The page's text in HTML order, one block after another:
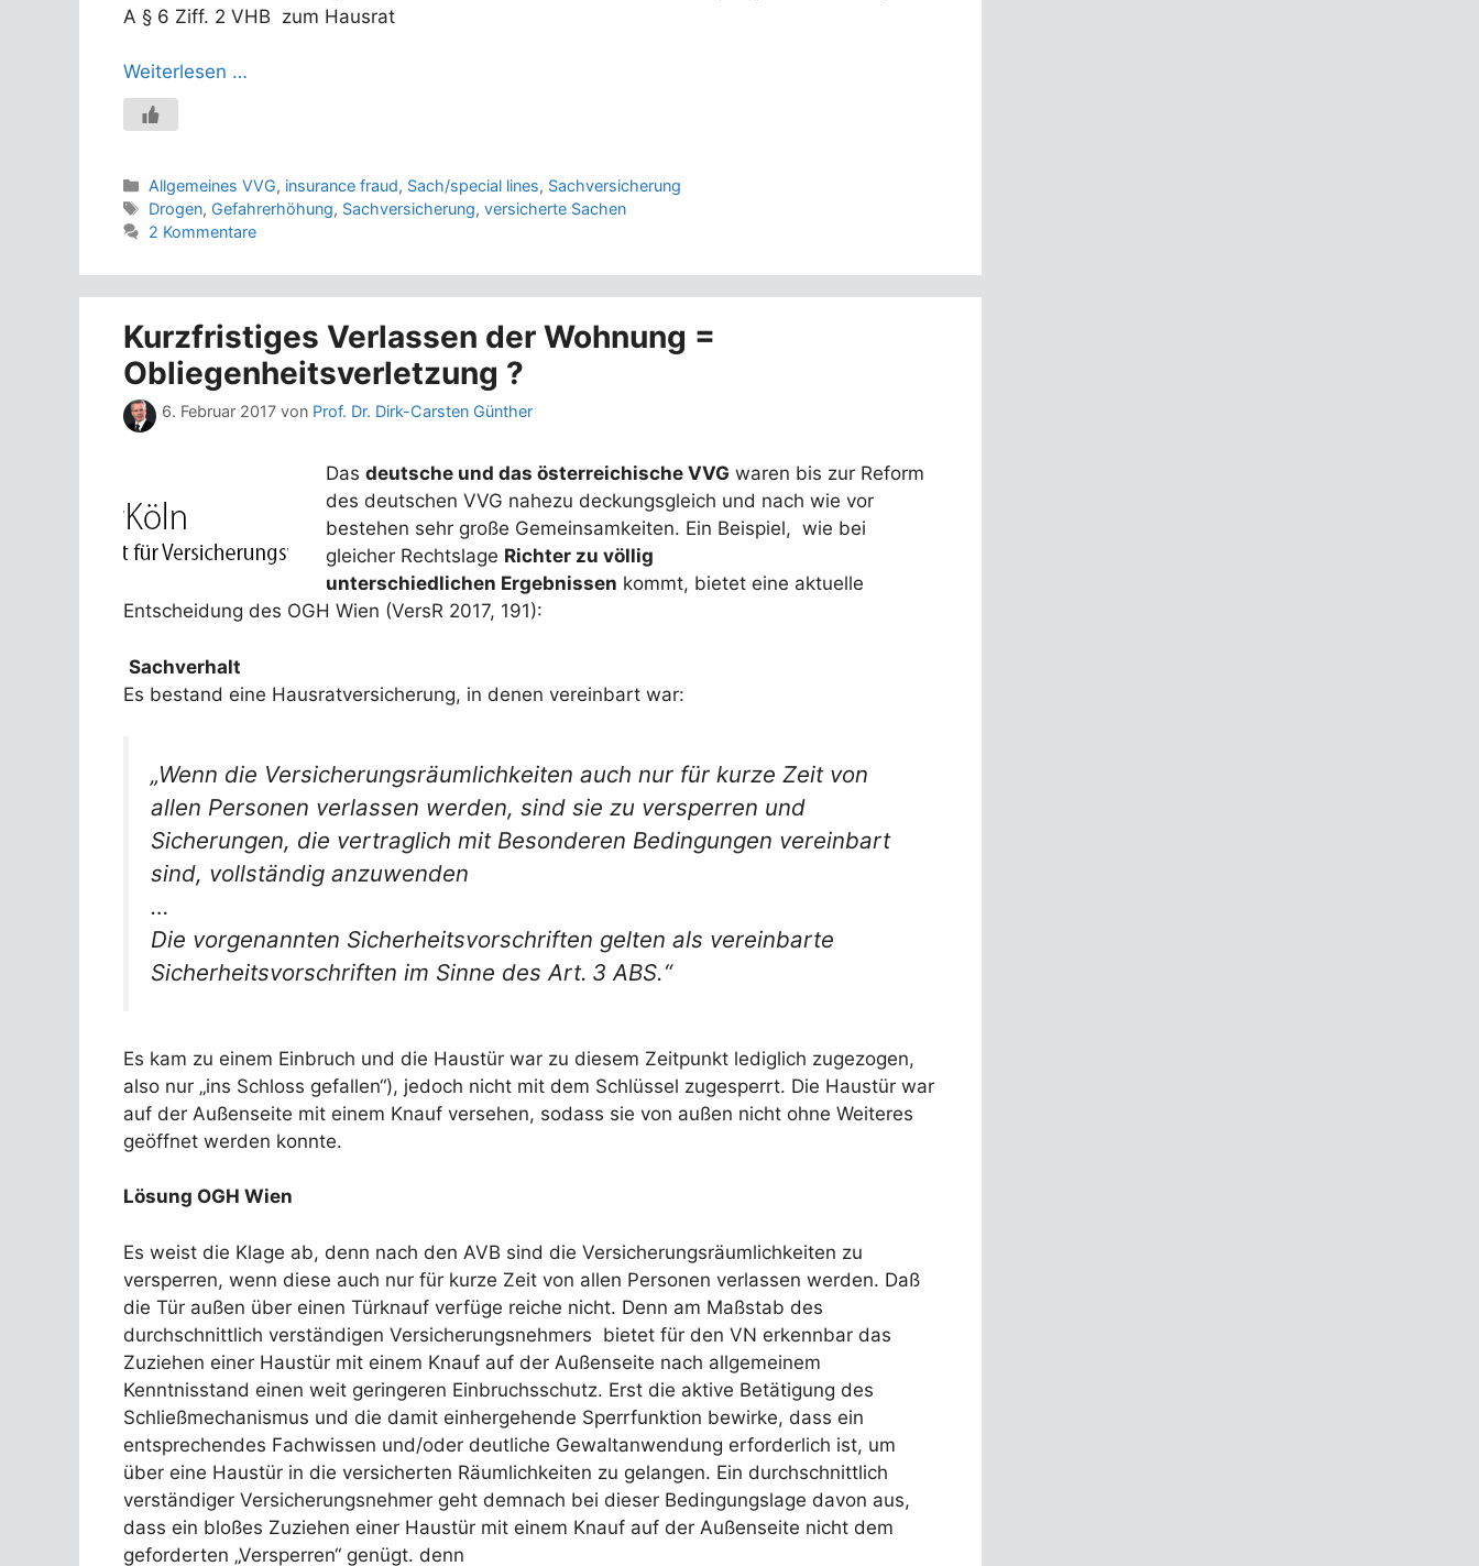
A § 6 Ziff. 2 VHB zum Hausrat
Weiterlesen …
Kategorien
Allgemeines VVG, insurance fraud, Sach/special lines, Sachversicherung
Schlagwörter
Drogen, Gefahrerhöhung, Sachversicherung,versicherte Sachen
2 Kommentare
Kurzfristiges Verlassen der Wohnung =
Obliegenheitsverletzung ?
6. Februar 2017 von Prof. Dr. Dirk-Carsten Günther
Das deutsche und das österreichische VVG waren bis zur Reform
des deutschen VVG nahezu deckungsgleich und nach wie vor
bestehen sehr große Gemeinsamkeiten. Ein Beispiel, wie bei
gleicher Rechtslage Richter zu völlig
unterschiedlichen Ergebnissen kommt, bietet eine aktuelle
Entscheidung des OGH Wien (VersR 2017, 191):
Sachverhalt
Es bestand eine Hausratversicherung, in denen vereinbart war:
„Wenn die Versicherungsräumlichkeiten auch nur für kurze Zeit von
allen Personen verlassen werden, sind sie zu versperren und
Sicherungen, die vertraglich mit Besonderen Bedingungen vereinbart
sind, vollständig anzuwenden
…
Die vorgenannten Sicherheitsvorschriften gelten als vereinbarte
Sicherheitsvorschriften im Sinne des Art. 3 ABS.“
Es kam zu einem Einbruch und die Haustür war zu diesem Zeitpunkt lediglich zugezogen,
also nur „ins Schloss gefallen“), jedoch nicht mit dem Schlüssel zugesperrt. Die Haustür war
auf der Außenseite mit einem Knauf versehen, sodass sie von außen nicht ohne Weiteres
geöffnet werden konnte.
Lösung OGH Wien
Es weist die Klage ab, denn nach den AVB sind die Versicherungsräumlichkeiten zu
versperren, wenn diese auch nur für kurze Zeit von allen Personen verlassen werden. Daß
die Tür außen über einen Türknauf verfüge reiche nicht. Denn am Maßstab des
durchschnittlich verständigen Versicherungsnehmers bietet für den VN erkennbar das
Zuziehen einer Haustür mit einem Knauf auf der Außenseite nach allgemeinem
Kenntnisstand einen weit geringeren Einbruchsschutz. Erst die aktive Betätigung des
Schließmechanismus und die damit einhergehende Sperrfunktion bewirke, dass ein
entsprechendes Fachwissen und/oder deutliche Gewaltanwendung erforderlich ist, um
über eine Haustür in die versicherten Räumlichkeiten zu gelangen. Ein durchschnittlich
verständiger Versicherungsnehmer geht demnach bei dieser Bedingungslage davon aus,
dass ein bloßes Zuziehen einer Haustür mit einem Knauf auf der Außenseite nicht dem
geforderten „Versperren“ genügt. denn